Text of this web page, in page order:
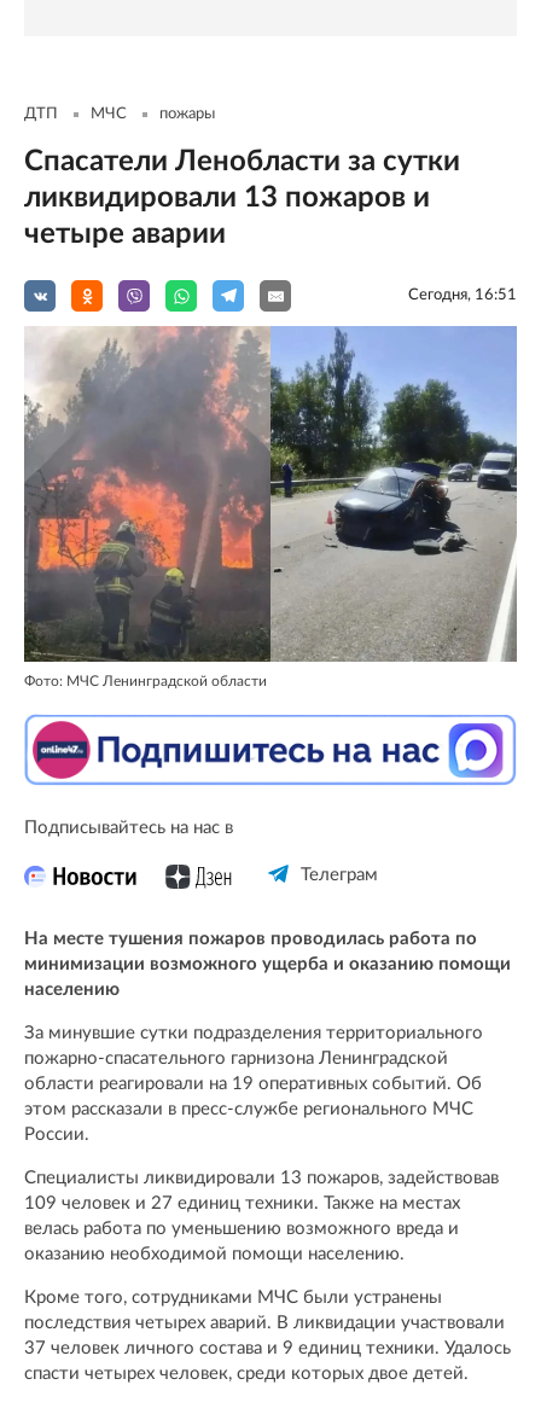
ДТП МЧС пожары
Спасатели Ленобласти за сутки
ликвидировали 13 пожаров и
четыре аварии
Сегодня, 16:51
Фото: МЧС Ленинградской области
Подписывайтесь на нас в
Телеграм
На месте тушения пожаров проводилась работа по
минимизации возможного ущерба и оказанию помощи
населению
За минувшие сутки подразделения территориального
пожарно-спасательного гарнизона Ленинградской
области реагировали на 19 оперативных событий. Об
этом рассказали в пресс-службе регионального МЧС
России.
Специалисты ликвидировали 13 пожаров, задействовав
109 человек и 27 единиц техники. Также на местах
велась работа по уменьшению возможного вреда и
оказанию необходимой помощи населению.
Кроме того, сотрудниками МЧС были устранены
последствия четырех аварий. В ликвидации участвовали
37 человек личного состава и 9 единиц техники. Удалось
спасти четырех человек, среди которых двое детей.